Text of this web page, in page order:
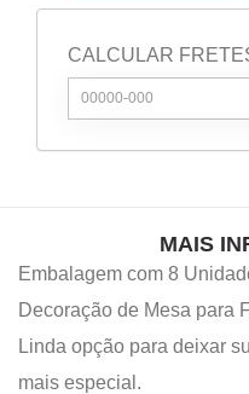
CALCULAR
MAIS
Embalagem com 8
Decoração de Mesa para
Linda opção para deixar
mais especial.